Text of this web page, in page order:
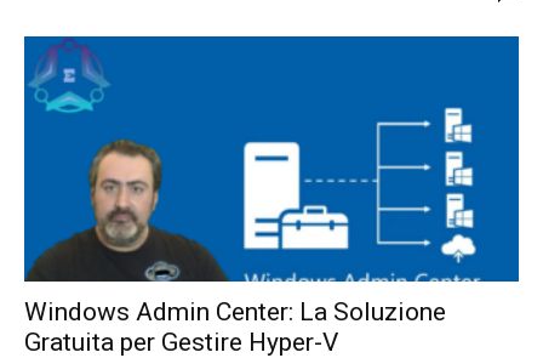
Windows Admin Center: La Soluzione
Gratuita per Gestire Hyper-V